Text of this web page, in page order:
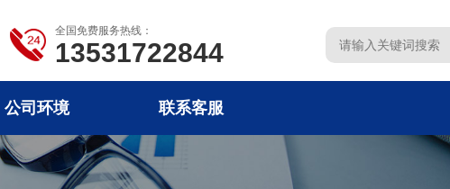
全国免费服务热线：
13531722844
公司环境 联系客服